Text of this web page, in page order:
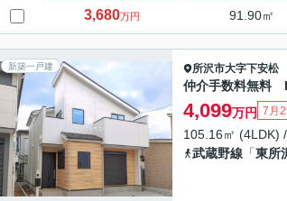
3,680万円 91.90㎡
新築一戸建 所沢市大字下安松
仲介手数料無料
4,099万円 7月
105.16㎡ (4LDK)
武蔵野線 「東所